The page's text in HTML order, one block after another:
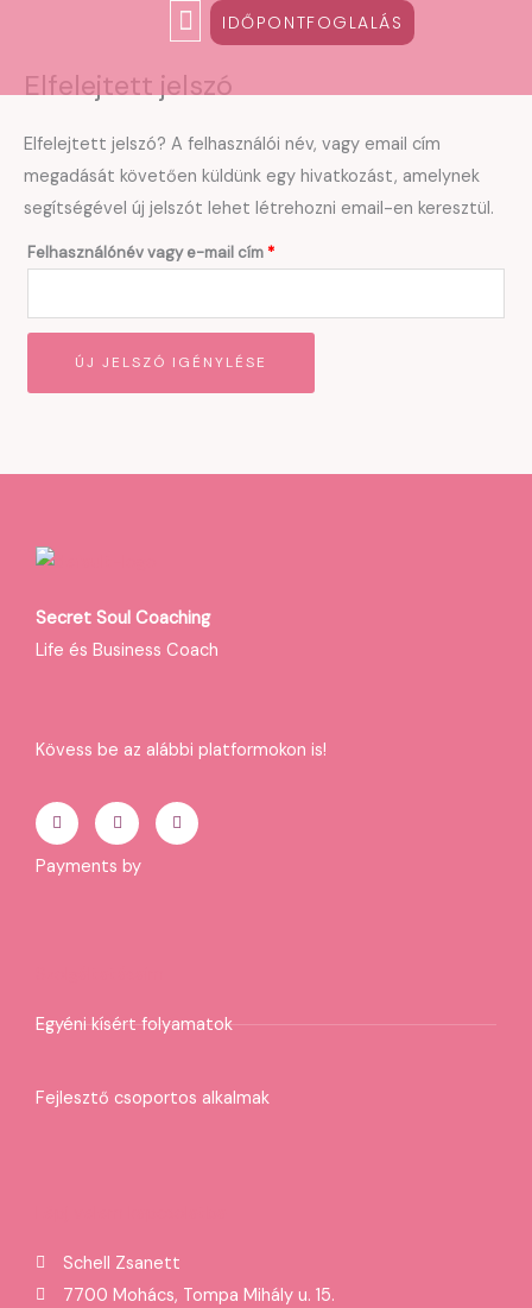
content
IDŐPONTFOGLALÁS
Elfelejtett jelszó
Elfelejtett jelszó? A felhasználói név, vagy email cím
megadását követően küldünk egy hivatkozást, amelynek
segítségével új jelszót lehet létrehozni email-en keresztül.
Felhasználónév vagy e-mail cím *
Kötelező
ÚJ JELSZÓ IGÉNYLÉSE
Secret Soul Coaching
Life és Business Coach
Kövess be az alábbi platformokon is!
c
e
b
o
s
t
a
g
r
k
t
o
Payments by
Egyéni kísért folyamatok
Fejlesztő csoportos alkalmak
Schell Zsanett
7700 Mohács, Tompa Mihály u. 15.